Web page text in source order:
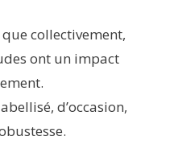
collectivement,
ont un impact
d’occasion,